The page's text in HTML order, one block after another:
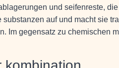
und seifenreste,
substanzen auf und macht sie
Im gegensatz zu chemischen